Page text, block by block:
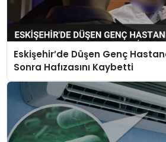
Eskişehir’de Düşen Genç
Sonra Hafızasını Kaybetti